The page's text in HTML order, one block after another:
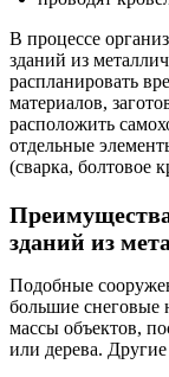
В процессе
зданий из
распланировать
материалов,
расположить
отдельные
(сварка, болтовое
зданий из
Подобные
большие снеговые
массы объектов,
или дерева.